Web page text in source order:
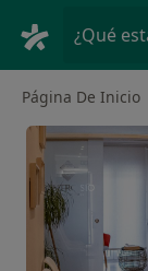
¿Qué
Página De Inicio